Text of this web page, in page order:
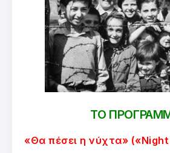
ΤΟ
«Θα πέσει η νύχτα»